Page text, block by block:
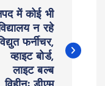
में कोई भी
न रहे
फर्नीचर,
व्हाइट बोर्ड,
लाइट बल्ब